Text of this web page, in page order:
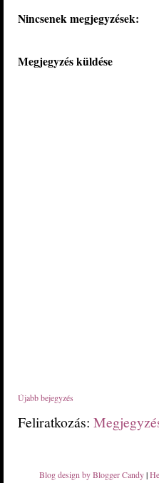
Nincsenek megjegyzések:
Megjegyzés küldése
Újabb bejegyzés
Feliratkozás:
Blog design by Blogger Candy|